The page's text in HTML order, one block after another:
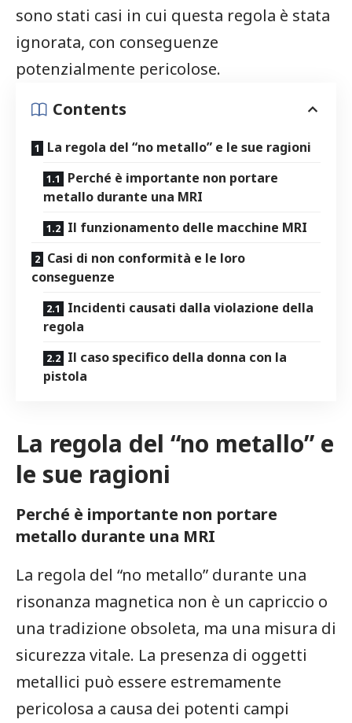
sono stati casi in cui questa regola è stata
ignorata, con conseguenze
potenzialmente pericolose.
Contents
La regola del “no metallo” e le sue ragioni
Perché è importante non portare
metallo durante una MRI
Il funzionamento delle macchine MRI
Casi di non conformità e le loro
conseguenze
Incidenti causati dalla violazione della
regola
Il caso specifico della donna con la
pistola
La regola del “no metallo” e
le sue ragioni
Perché è importante non portare
metallo durante una MRI
La regola del “no metallo” durante una
risonanza magnetica non è un capriccio o
una tradizione obsoleta, ma una misura di
sicurezza vitale. La presenza di oggetti
metallici può essere estremamente
pericolosa a causa dei potenti campi